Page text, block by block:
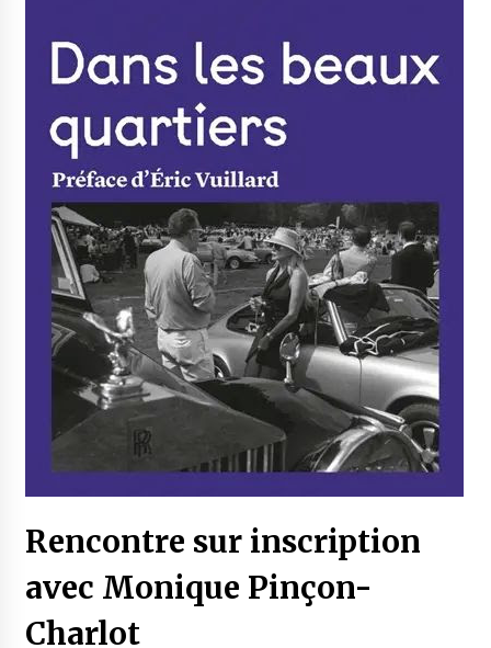
Rencontre sur inscription
avec Monique Pinçon-
Charlot